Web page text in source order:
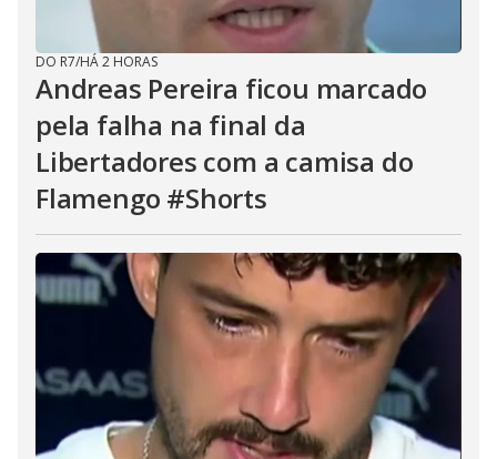
DO R7/HÁ 2 HORAS
Andreas Pereira ficou marcado
pela falha na final da
Libertadores com a camisa do
Flamengo #Shorts